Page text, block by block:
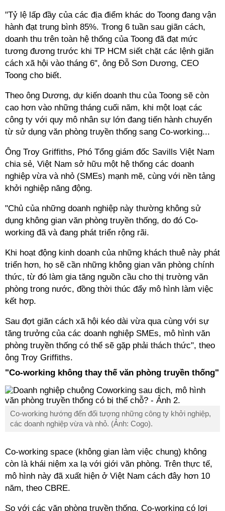
"Tỷ lệ lấp đầy của các địa điểm khác do Toong đang vận
hành đạt trung bình 85%. Trong 6 tuần sau giãn cách,
doanh thu trên toàn hệ thống của Toong đã đạt mức
tương đương trước khi TP HCM siết chặt các lệnh giãn
cách xã hội vào tháng 6", ông Đỗ Sơn Dương, CEO
Toong cho biết.
Theo ông Dương, dự kiến doanh thu của Toong sẽ còn
cao hơn vào những tháng cuối năm, khi một loạt các
công ty với quy mô nhân sự lớn đang tiến hành chuyển
từ sử dụng văn phòng truyền thống sang Co-working...
Ông Troy Griffiths, Phó Tổng giám đốc Savills Việt Nam
chia sẻ, Việt Nam sở hữu một hệ thống các doanh
nghiệp vừa và nhỏ (SMEs) mạnh mẽ, cùng với nền tảng
khởi nghiệp năng động.
"Chủ của những doanh nghiệp này thường không sử
dụng không gian văn phòng truyền thống, do đó Co-
working đã và đang phát triển rộng rãi.
Khi hoạt động kinh doanh của những khách thuê này phát
triển hơn, họ sẽ cần những không gian văn phòng chính
thức, từ đó làm gia tăng nguồn cầu cho thị trường văn
phòng trong nước, đồng thời thúc đẩy mô hình làm việc
kết hợp.
Sau đợt giãn cách xã hội kéo dài vừa qua cùng với sự
tăng trưởng của các doanh nghiệp SMEs, mô hình văn
phòng truyền thống có thể sẽ gặp phải thách thức", theo
ông Troy Griffiths.
"Co-working không thay thế văn phòng truyền thống"
Co-working hướng đến đối tượng những công ty khởi nghiệp,
các doanh nghiệp vừa và nhỏ. (Ảnh: Cogo).
Co-working space (không gian làm việc chung) không
còn là khái niệm xa lạ với giới văn phòng. Trên thực tế,
mô hình này đã xuất hiện ở Việt Nam cách đây hơn 10
năm, theo CBRE.
So với các văn phòng truyền thống, Co-working có lợi